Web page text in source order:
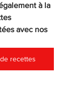
à la
avec nos
recettes